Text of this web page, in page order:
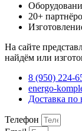
20+
На сайте
найдём или
8 (950) 224-
energo-
Доставка по
Телефон